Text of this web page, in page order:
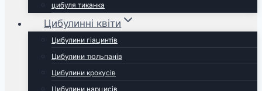
цибуля тиканка
Цибулинні квіти
Цибулини гіацинтів
Цибулини тюльпанів
Цибулини крокусів
Цибулини нарцисів